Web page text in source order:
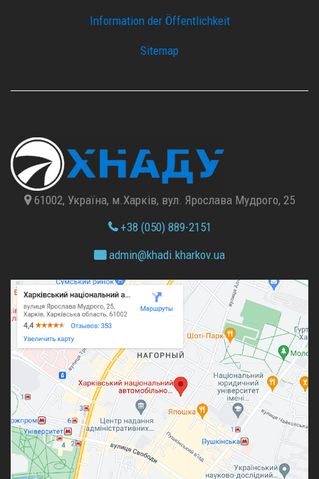
Information der Öffentlichkeit
Sitemap
61002, Україна, м.Харків, вул. Ярослава Мудрого, 25
+38 (050) 889-2151
admin@khadi.kharkov.ua